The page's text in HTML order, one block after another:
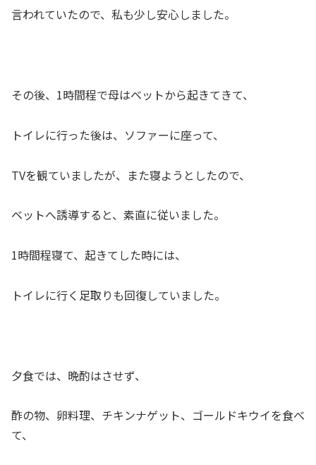
言われていたので、私も少し安心しました。
その後、1時間程で母はベットから起きてきて、
トイレに行った後は、ソファーに座って、
TVを観ていましたが、また寝ようとしたので、
ベットへ誘導すると、素直に従いました。
1時間程寝て、起きてした時には、
トイレに行く足取りも回復していました。
夕食では、晩酌はさせず、
酢の物、卵料理、チキンナゲット、ゴールドキウイを食べ
て、